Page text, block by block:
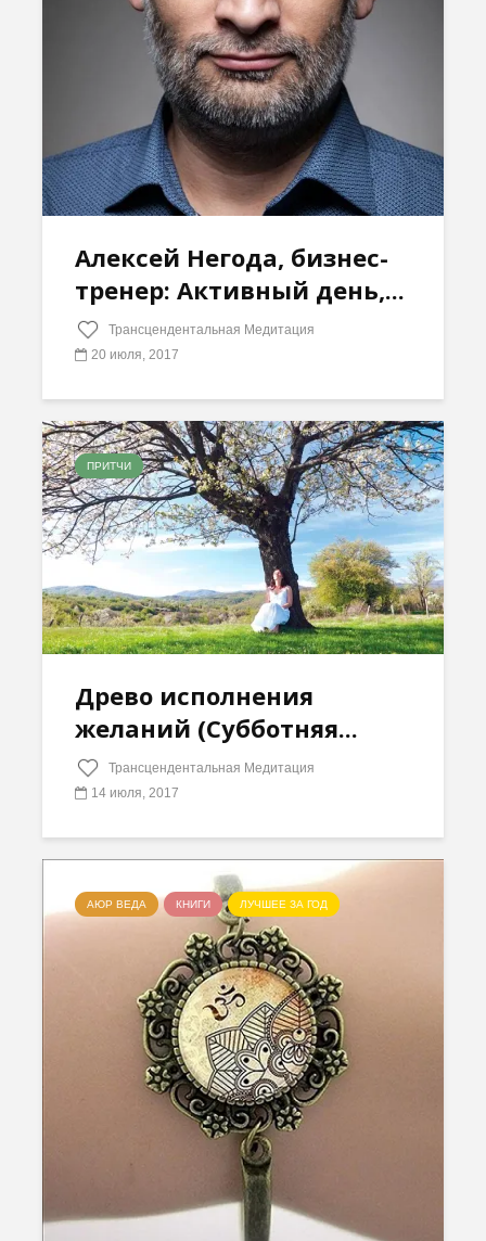
Алексей Негода, бизнес-
тренер: Активный день,...
Трансцендентальная Медитация
20 июля, 2017
ПРИТЧИ
Древо исполнения
желаний (Субботняя...
Трансцендентальная Медитация
14 июля, 2017
АЮР ВЕДА КНИГИ ЛУЧШЕЕ ЗА ГОД